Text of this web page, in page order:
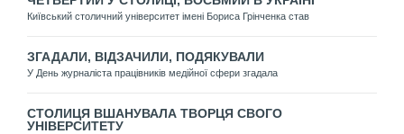
Київський столичний університет імені Бориса Грінченка став
ЗГАДАЛИ, ВІДЗАЧИЛИ, ПОДЯКУВАЛИ
У День журналіста працівників медійної сфери згадала
СТОЛИЦЯ ВШАНУВАЛА ТВОРЦЯ СВОГО
УНІВЕРСИТЕТУ